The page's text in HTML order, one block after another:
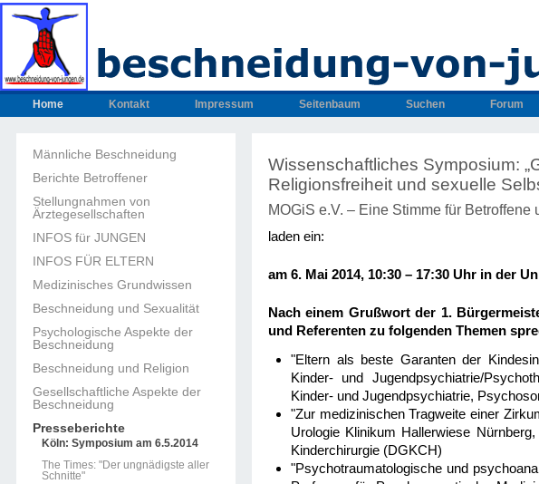
Home Kontakt Impressum Seitenbaum Suchen Forum
Männliche Beschneidung
Berichte Betroffener
Stellungnahmen von
Ärztegesellschaften
INFOS für JUNGEN
INFOS FÜR ELTERN
Medizinisches Grundwissen
Beschneidung und Sexualität
Psychologische Aspekte der
Beschneidung
Beschneidung und Religion
Gesellschaftliche Aspekte der
Beschneidung
Presseberichte
Köln: Symposium am 6.5.2014
The Times: "Der ungnädigste aller
Schnitte"
Wissenschaftliches Symposium:
Religionsfreiheit und sexuelle
MOGiS e.V. – Eine Stimme für Betroffene
laden ein:
am 6. Mai 2014, 10:30 – 17:30 Uhr in der
Nach einem Grußwort der 1.
und Referenten zu folgenden Themen
"Eltern als beste Garanten der
Kinder- und Jugendpsychiatrie/
Kinder- und Jugendpsychiatrie,
"Zur medizinischen Tragweite einer
Urologie Klinikum Hallerwiese
Kinderchirurgie (DGKCH)
"Psychotraumatologische und